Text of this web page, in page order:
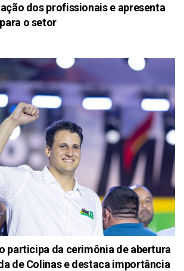
dos profissionais e apresenta
o setor
participa da cerimônia de abertura
de Colinas e destaca importância